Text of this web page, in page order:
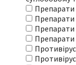
Препарати
Препарати
Препарати
Препарати